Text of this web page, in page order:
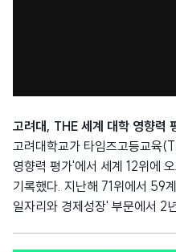
고려대, THE 세계 대학 영향력
고려대학교가 타임즈고등교육
영향력 평가'에서 세계 12위에
기록했다. 지난해 71위에서 59
일자리와 경제성장' 부문에서 2